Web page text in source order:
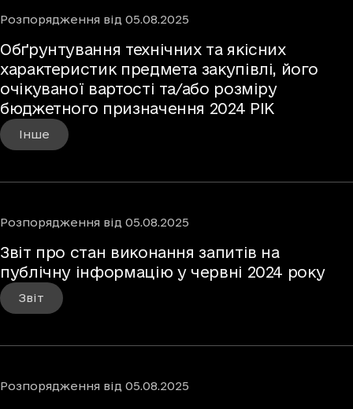
Розпорядження від 05.08.2025
Обґрунтування технічних та якісних
характеристик предмета закупівлі, його
очікуваної вартості та/або розміру
бюджетного призначення 2024 РІК
Інше
Розпорядження від 05.08.2025
Звіт про стан виконання запитів на
публічну інформацію у червні 2024 року
Звіт
Розпорядження від 05.08.2025